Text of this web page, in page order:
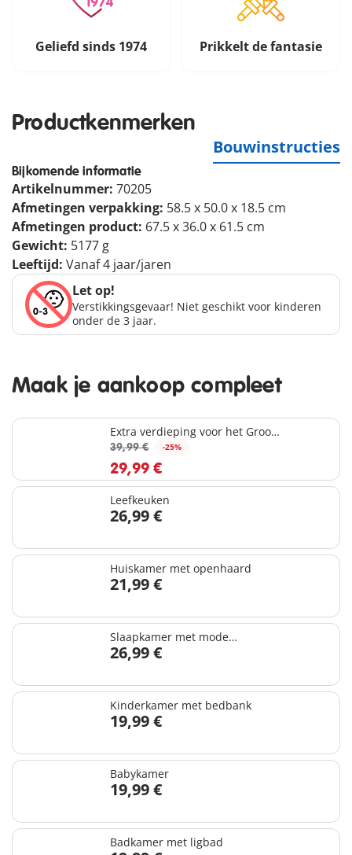
Geliefd sinds 1974 Prikkelt de fantasie
Productkenmerken
Bouwinstructies
Bijkomende informatie
Artikelnummer: 70205
Afmetingen verpakking: 58.5 x 50.0 x 18.5 cm
Afmetingen product: 67.5 x 36.0 x 61.5 cm
Gewicht: 5177 g
Leeftijd: Vanaf 4 jaar/jaren
Let op!
Verstikkingsgevaar! Niet geschikt voor kinderen
onder de 3 jaar.
Maak je aankoop compleet
Extra verdieping voor het Groot
herenhuis
39,99 € -25%
29,99 €
Leefkeuken
26,99 €
Huiskamer met openhaard
21,99 €
Slaapkamer met mode
ontwerphoek
26,99 €
Kinderkamer met bedbank
19,99 €
Babykamer
19,99 €
Badkamer met ligbad